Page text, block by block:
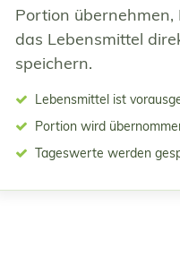
Portion
das Lebensmittel
speichern.
Lebensmittel ist
Portion wird
Tageswerte werden